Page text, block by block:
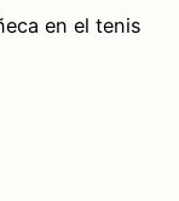
en el tenis